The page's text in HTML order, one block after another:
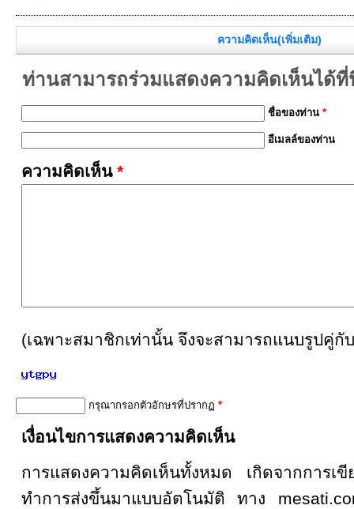
ความคิดเห็น(เพิ่มเติม)
ท่านสามารถร่วมแสดงความคิดเห็นได้ที่
ชื่อของท่าน*
อีเมลล์ของท่าน
ความคิดเห็น *
(เฉพาะสมาชิกเท่านั้น จึงจะสามารถแนบรูปคู่กั
กรุณากรอกตัวอักษรที่ปรากฏ *
เงื่อนไขการแสดงความคิดเห็น
การแสดงความคิดเห็นทั้งหมด เกิดจากการเ
ทำการส่งขึ้นมาแบบอัตโนมัติ ทาง